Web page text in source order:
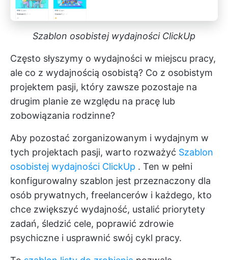
Szablon osobistej wydajności ClickUp
Często słyszymy o wydajności w miejscu pracy,
ale co z wydajnością osobistą? Co z osobistym
projektem pasji, który zawsze pozostaje na
drugim planie ze względu na pracę lub
zobowiązania rodzinne?
Aby pozostać zorganizowanym i wydajnym w
tych projektach pasji, warto rozważyć Szablon
osobistej wydajności ClickUp . Ten w pełni
konfigurowalny szablon jest przeznaczony dla
osób prywatnych, freelancerów i każdego, kto
chce zwiększyć wydajność, ustalić priorytety
zadań, śledzić cele, poprawić zdrowie
psychiczne i usprawnić swój cykl pracy.